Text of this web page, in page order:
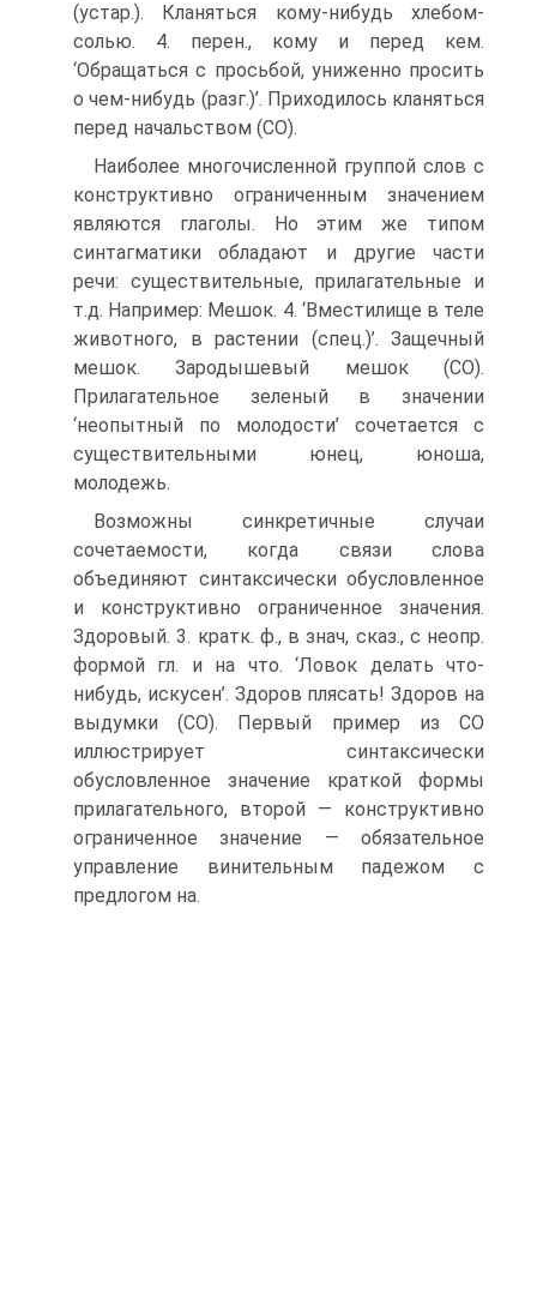
(устар.). Кланяться кому-нибудь хлебом-
солью. 4. перен., кому и перед кем.
‘Обращаться с просьбой, униженно просить
о чем-нибудь (разг.)’. Приходилось кланяться
перед начальством (СО).
Наиболее многочисленной группой слов с
конструктивно ограниченным значением
являются глаголы. Но этим же типом
синтагматики обладают и другие части
речи: существительные, прилагательные и
т.д. Например: Мешок. 4. ‘Вместилище в теле
животного, в растении (спец.)’. Защечный
мешок. Зародышевый мешок (СО).
Прилагательное зеленый в значении
‘неопытный по молодости’ сочетается с
существительными юнец, юноша,
молодежь.
Возможны синкретичные случаи
сочетаемости, когда связи слова
объединяют синтаксически обусловленное
и конструктивно ограниченное значения.
Здоровый. 3. кратк. ф., в знач, сказ., с неопр.
формой гл. и на что. ‘Ловок делать что-
нибудь, искусен’. Здоров плясать! Здоров на
выдумки (СО). Первый пример из СО
иллюстрирует синтаксически
обусловленное значение краткой формы
прилагательного, второй — конструктивно
ограниченное значение — обязательное
управление винительным падежом с
предлогом на.